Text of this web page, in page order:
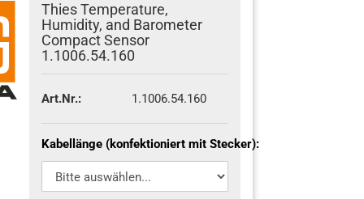
Thies Temperature,
Humidity, and Barometer
Compact Sensor
1.1006.54.160
Art.Nr.: 1.1006.54.160
Kabellänge (konfektioniert mit Stecker):